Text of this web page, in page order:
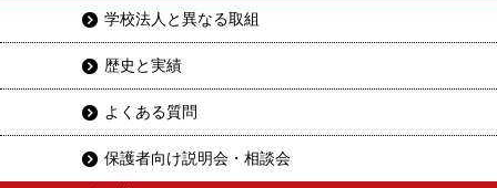
学校法人と異なる取組
歴史と実績
よくある質問
保護者向け説明会・相談会